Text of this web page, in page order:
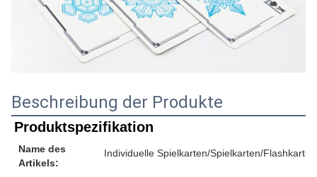
Beschreibung der Produkte
Produktspezifikation
Name des
Artikels:
Individuelle Spielkarten/Spielkarten/